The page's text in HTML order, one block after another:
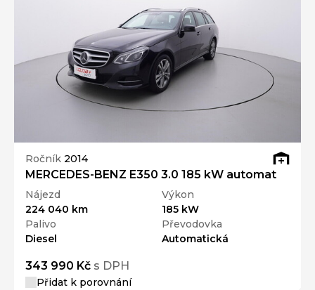
Ročník 2014
MERCEDES-BENZ E350 3.0 185 kW automat
Nájezd
224 040 km
Výkon
185 kW
Palivo
Diesel
Převodovka
Automatická
343 990 Kč s DPH
Přidat k porovnání